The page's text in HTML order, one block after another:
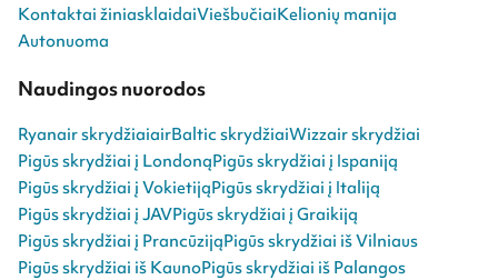
Kontaktai žiniasklaidaiViešbučiaiKelionių manija
Autonuoma
Naudingos nuorodos
Ryanair skrydžiaiairBaltic skrydžiaiWizzair skrydžiai
Pigūs skrydžiai į LondonąPigūs skrydžiai į Ispaniją
Pigūs skrydžiai į VokietijąPigūs skrydžiai į Italiją
Pigūs skrydžiai į JAVPigūs skrydžiai į Graikiją
Pigūs skrydžiai į PrancūzijąPigūs skrydžiai iš Vilniaus
Pigūs skrydžiai iš KaunoPigūs skrydžiai iš Palangos